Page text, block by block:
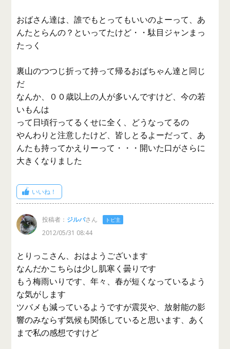
おばさん達は、誰でもとってもいいのよーって、あ
んたとらんの？といってたけど・・駄目ジャンまっ
たっく
裏山のつつじ折って持って帰るおばちゃん達と同じ
だ
なんか、００歳以上の人が多いんですけど、今の若
いもんは
って日頃行ってるくせに全く、どうなってるの
やんわりと注意したけど、皆しとるよーだって、あ
んたも持ってかえりーって・・・開いた口がさらに
大きくなりました
いいね！
投稿者： ジルバさん トピ主
2012/05/31 08:44
とりっこさん、おはようございます
なんだかこちらは少し肌寒く曇りです
もう梅雨いりです、年々、春が短くなっているよう
な気がします
ツバメも減っているようですが震災や、放射能の影
響のみならず気候も関係していると思います、あく
まで私の感想ですけど